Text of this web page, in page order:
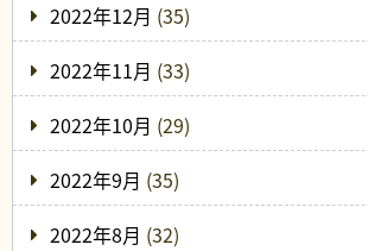
2022年12月 (35)
2022年11月 (33)
2022年10月 (29)
2022年9月 (35)
2022年8月 (32)